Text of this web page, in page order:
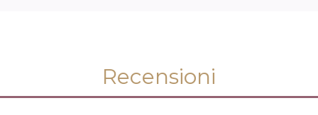
Recensioni